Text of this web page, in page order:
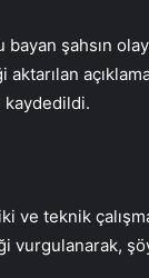
bayan şahsın
aktarılan
ve teknik
vurgulanarak,